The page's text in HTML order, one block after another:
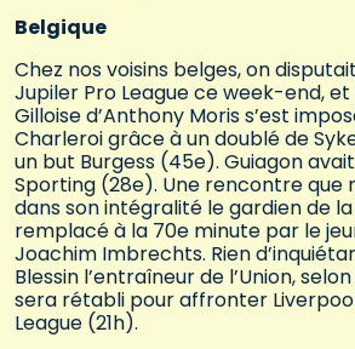
Belgique
Chez nos voisins belges, on
Jupiler Pro League ce week-end, et
Gilloise d’Anthony Moris s’est
Charleroi grâce à un doublé de
un but Burgess (45e). Guiagon
Sporting (28e). Une rencontre que
dans son intégralité le gardien de
remplacé à la 70e minute par le
Joachim Imbrechts. Rien
Blessin l’entraîneur de l’Union,
sera rétabli pour affronter
League (21h).